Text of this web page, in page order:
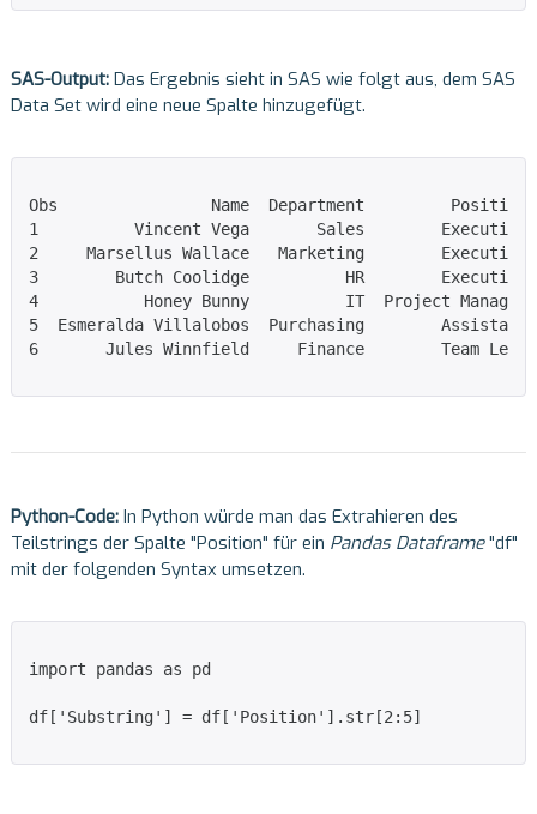
SAS-Output: Das Ergebnis sieht in SAS wie folgt aus, dem SAS
Data Set wird eine neue Spalte hinzugefügt.
Obs                Name  Department         Position
1          Vincent Vega       Sales
2     Marsellus Wallace   Marketing
3        Butch Coolidge          HR
4           Honey Bunny          IT  Project
5  Esmeralda Villalobos  Purchasing
6       Jules Winnfield     Finance        Team
Python-Code: In Python würde man das Extrahieren des
Teilstrings der Spalte "Position" für ein Pandas Dataframe"df"
mit der folgenden Syntax umsetzen.
import pandas as pd
df['Substring'] = df['Position'].str[2:5]